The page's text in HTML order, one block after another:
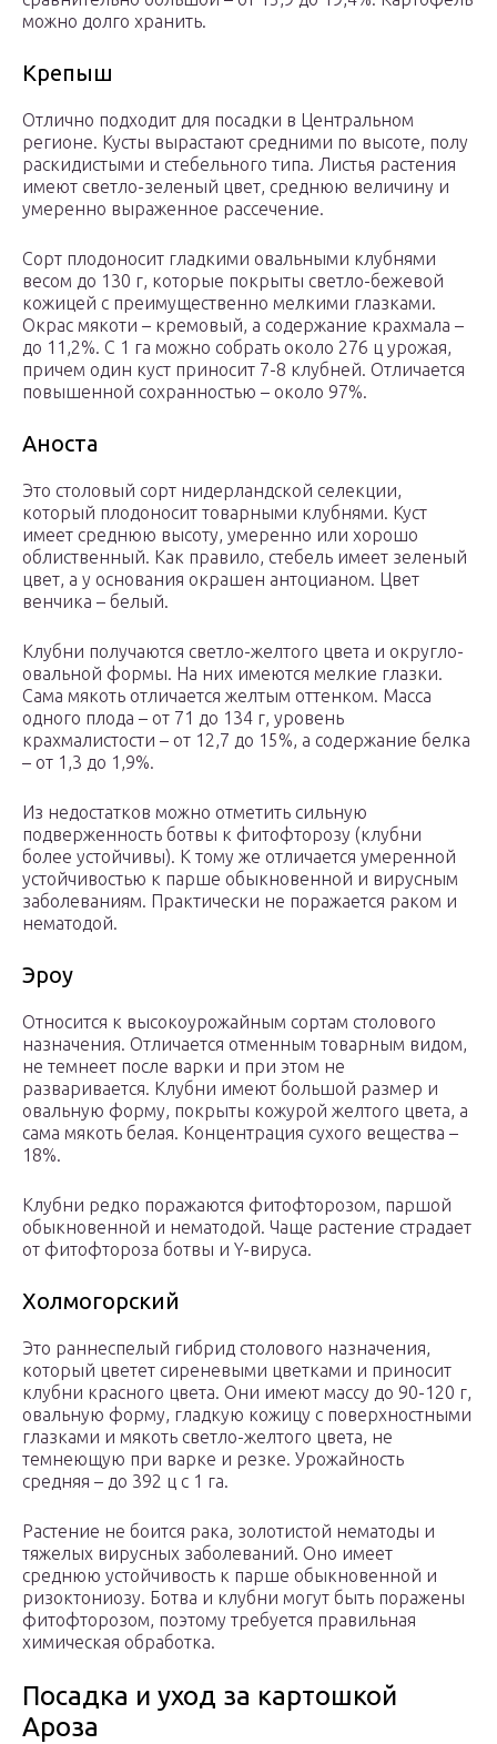
можно долго хранить.
Крепыш
Отлично подходит для посадки в Центральном
регионе. Кусты вырастают средними по высоте, полу
раскидистыми и стебельного типа. Листья растения
имеют светло-зеленый цвет, среднюю величину и
умеренно выраженное рассечение.
Сорт плодоносит гладкими овальными клубнями
весом до 130 г, которые покрыты светло-бежевой
кожицей с преимущественно мелкими глазками.
Окрас мякоти – кремовый, а содержание крахмала –
до 11,2%. С 1 га можно собрать около 276 ц урожая,
причем один куст приносит 7-8 клубней. Отличается
повышенной сохранностью – около 97%.
Аноста
Это столовый сорт нидерландской селекции,
который плодоносит товарными клубнями. Куст
имеет среднюю высоту, умеренно или хорошо
облиственный. Как правило, стебель имеет зеленый
цвет, а у основания окрашен антоцианом. Цвет
венчика – белый.
Клубни получаются светло-желтого цвета и округло-
овальной формы. На них имеются мелкие глазки.
Сама мякоть отличается желтым оттенком. Масса
одного плода – от 71 до 134 г, уровень
крахмалистости – от 12,7 до 15%, а содержание белка
– от 1,3 до 1,9%.
Из недостатков можно отметить сильную
подверженность ботвы к фитофторозу (клубни
более устойчивы). К тому же отличается умеренной
устойчивостью к парше обыкновенной и вирусным
заболеваниям. Практически не поражается раком и
нематодой.
Эроу
Относится к высокоурожайным сортам столового
назначения. Отличается отменным товарным видом,
не темнеет после варки и при этом не
разваривается. Клубни имеют большой размер и
овальную форму, покрыты кожурой желтого цвета, а
сама мякоть белая. Концентрация сухого вещества –
18%.
Клубни редко поражаются фитофторозом, паршой
обыкновенной и нематодой. Чаще растение страдает
от фитофтороза ботвы и Y-вируса.
Холмогорский
Это раннеспелый гибрид столового назначения,
который цветет сиреневыми цветками и приносит
клубни красного цвета. Они имеют массу до 90-120 г,
овальную форму, гладкую кожицу с поверхностными
глазками и мякоть светло-желтого цвета, не
темнеющую при варке и резке. Урожайность
средняя – до 392 ц с 1 га.
Растение не боится рака, золотистой нематоды и
тяжелых вирусных заболеваний. Оно имеет
среднюю устойчивость к парше обыкновенной и
ризоктониозу. Ботва и клубни могут быть поражены
фитофторозом, поэтому требуется правильная
химическая обработка.
Посадка и уход за картошкой
Ароза